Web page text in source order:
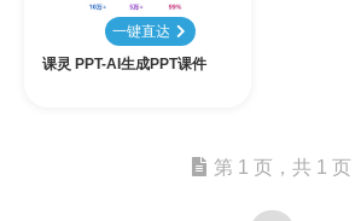
一键直达
课灵 PPT-AI生成PPT课件
第 1 页，共 1 页